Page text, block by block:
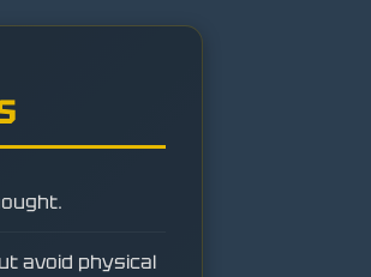
avoid physical